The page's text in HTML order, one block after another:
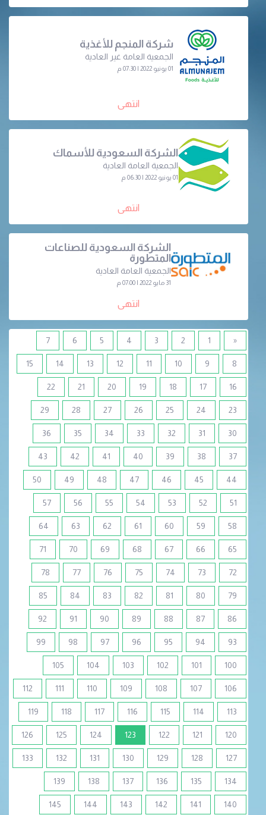
شركة المنجم للأغذية
الجمعية العامة غير العادية
01 يونيو 2022 | 07:30 م
انتهى
الشركة السعودية للأسماك
الجمعية العامة العادية
01 يونيو 2022 | 06:30 م
انتهى
الشركة السعودية للصناعات
المتطورة
الجمعية العامة العادية
31 مايو 2022 | 07:00 م
انتهى
«
1
2
3
4
5
6
7
8
9
10
11
12
13
14
15
16
17
18
19
20
21
22
23
24
25
26
27
28
29
30
31
32
33
34
35
36
37
38
39
40
41
42
43
44
45
46
47
48
49
50
51
52
53
54
55
56
57
58
59
60
61
62
63
64
65
66
67
68
69
70
71
72
73
74
75
76
77
78
79
80
81
82
83
84
85
86
87
88
89
90
91
92
93
94
95
96
97
98
99
100
101
102
103
104
105
106
107
108
109
110
111
112
113
114
115
116
117
118
119
120
121
122
123
(current)
124
125
126
127
128
129
130
131
132
133
134
135
136
137
138
139
140
141
142
143
144
145